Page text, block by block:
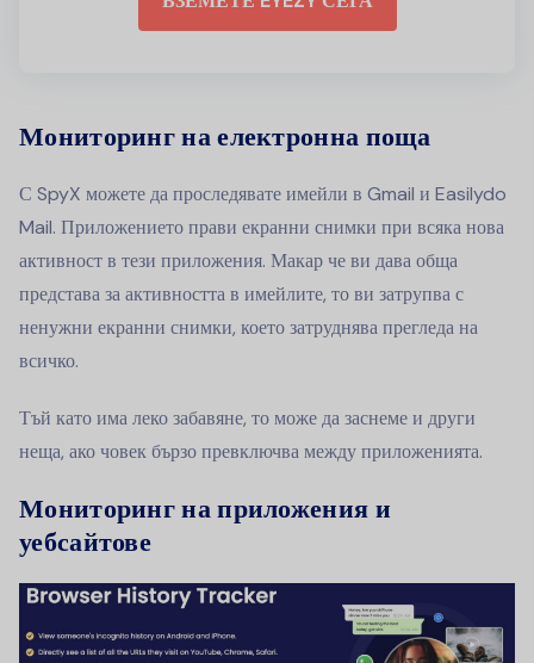
Мониторинг на електронна поща
С SpyX можете да проследявате имейли в Gmail и Easilydo
Mail. Приложението прави екранни снимки при всяка нова
активност в тези приложения. Макар че ви дава обща
представа за активността в имейлите, то ви затрупва с
ненужни екранни снимки, което затруднява прегледа на
всичко.
Тъй като има леко забавяне, то може да заснеме и други
неща, ако човек бързо превключва между приложенията.
Мониторинг на приложения и
уебсайтове